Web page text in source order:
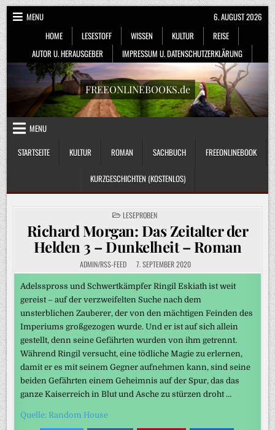
Skip
to
content
MENU
HOME
LESESTOFF WISSEN KULTUR
REISE
AUTOR U. HERAUSGEBER
IMPRESSUM U. DATENSCHUTZERKLÄRUNG
6. AUGUST 2026
FREEONLINEBOOKS.de
MENU
STARTSEITE
KULTUR ROMAN SACHBUCH FREEONLINEBOOK
KURZGESCHICHTEN (KOSTENLOS)
POSTED
IN
LESEPROBEN
Richard Morgan: Das Zeitalter der
Helden 3 – Dunkelheit – Roman
ADMIN/RSS-FEED 7. SEPTEMBER 2020
Adelsspross und Schwertkämpfer Ringil Eskiath ist weit
gereist – auf der verzweifelten Suche nach dem
unsterblichen Zauberer, der von den mächtigen Feinden des
Imperiums großgezogen wurde. Und er ist auf sich allein
gestellt, denn seine Gefährten wurden von ihm getrennt.
Während Ringil versucht, eine tödliche Magie zu erlernen,
damit er es mit seinem Gegner aufnehmen kann, sind seine
beiden Gefährten einem Geheimnis auf der Spur, das das
ganze Kaiserreich in Blut und Asche zu stürzen droht …
Quelle: Random House